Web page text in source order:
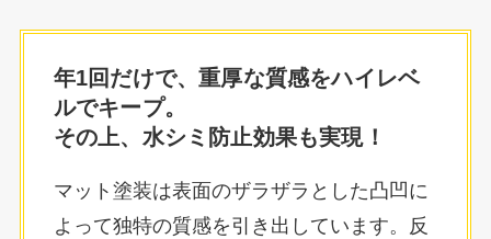
年1回だけで、重厚な質感をハイレベ
ルでキープ。
その上、水シミ防止効果も実現！
マット塗装は表面のザラザラとした凸凹に
よって独特の質感を引き出しています。反